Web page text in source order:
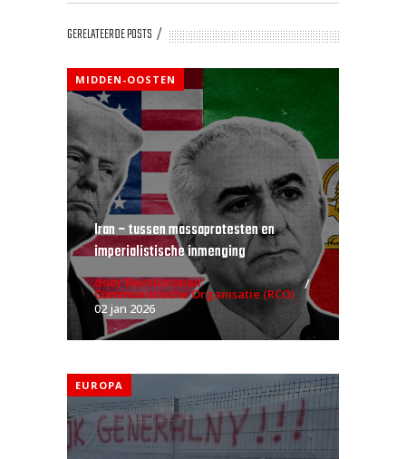
GERELATEERDE POSTS
MIDDEN-OOSTEN
Iran – tussen massaprotesten en
imperialistische inmenging
door Revolutionair
Communistische Organisatie (RCO)
02 jan 2026
EUROPA